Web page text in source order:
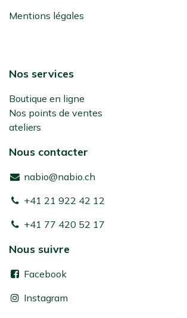
Mentions légales
Nos services
Boutique en ligne
Nos points de ventes
ateliers
Nous contacter
nabio@nabio.ch
+41 21 922 42 12
+41 77 420 52 17
Nous suivre
Facebook
Instagram